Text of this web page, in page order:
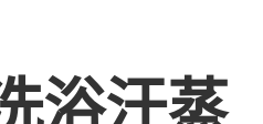
浴汗蒸